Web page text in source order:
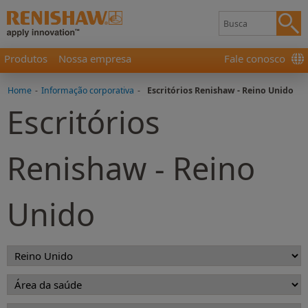
Produtos Nossa empresa Fale conosco
Home - Informação corporativa - Escritórios Renishaw - Reino Unido
Escritórios
Renishaw - Reino
Unido